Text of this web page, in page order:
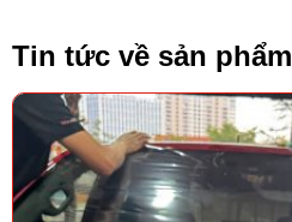
Tin tức về sản phẩm